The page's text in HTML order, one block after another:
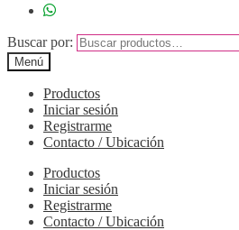
Buscar por:
Menú
Productos
Iniciar sesión
Registrarme
Contacto / Ubicación
Productos
Iniciar sesión
Registrarme
Contacto / Ubicación